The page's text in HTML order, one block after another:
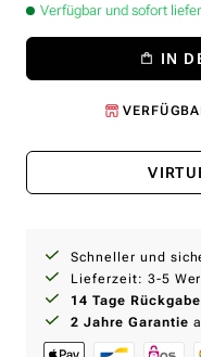
Verfügbar und sofort
IN
Schneller und
Lieferzeit: 3-5
14 Tage
2 Jahre Garantie